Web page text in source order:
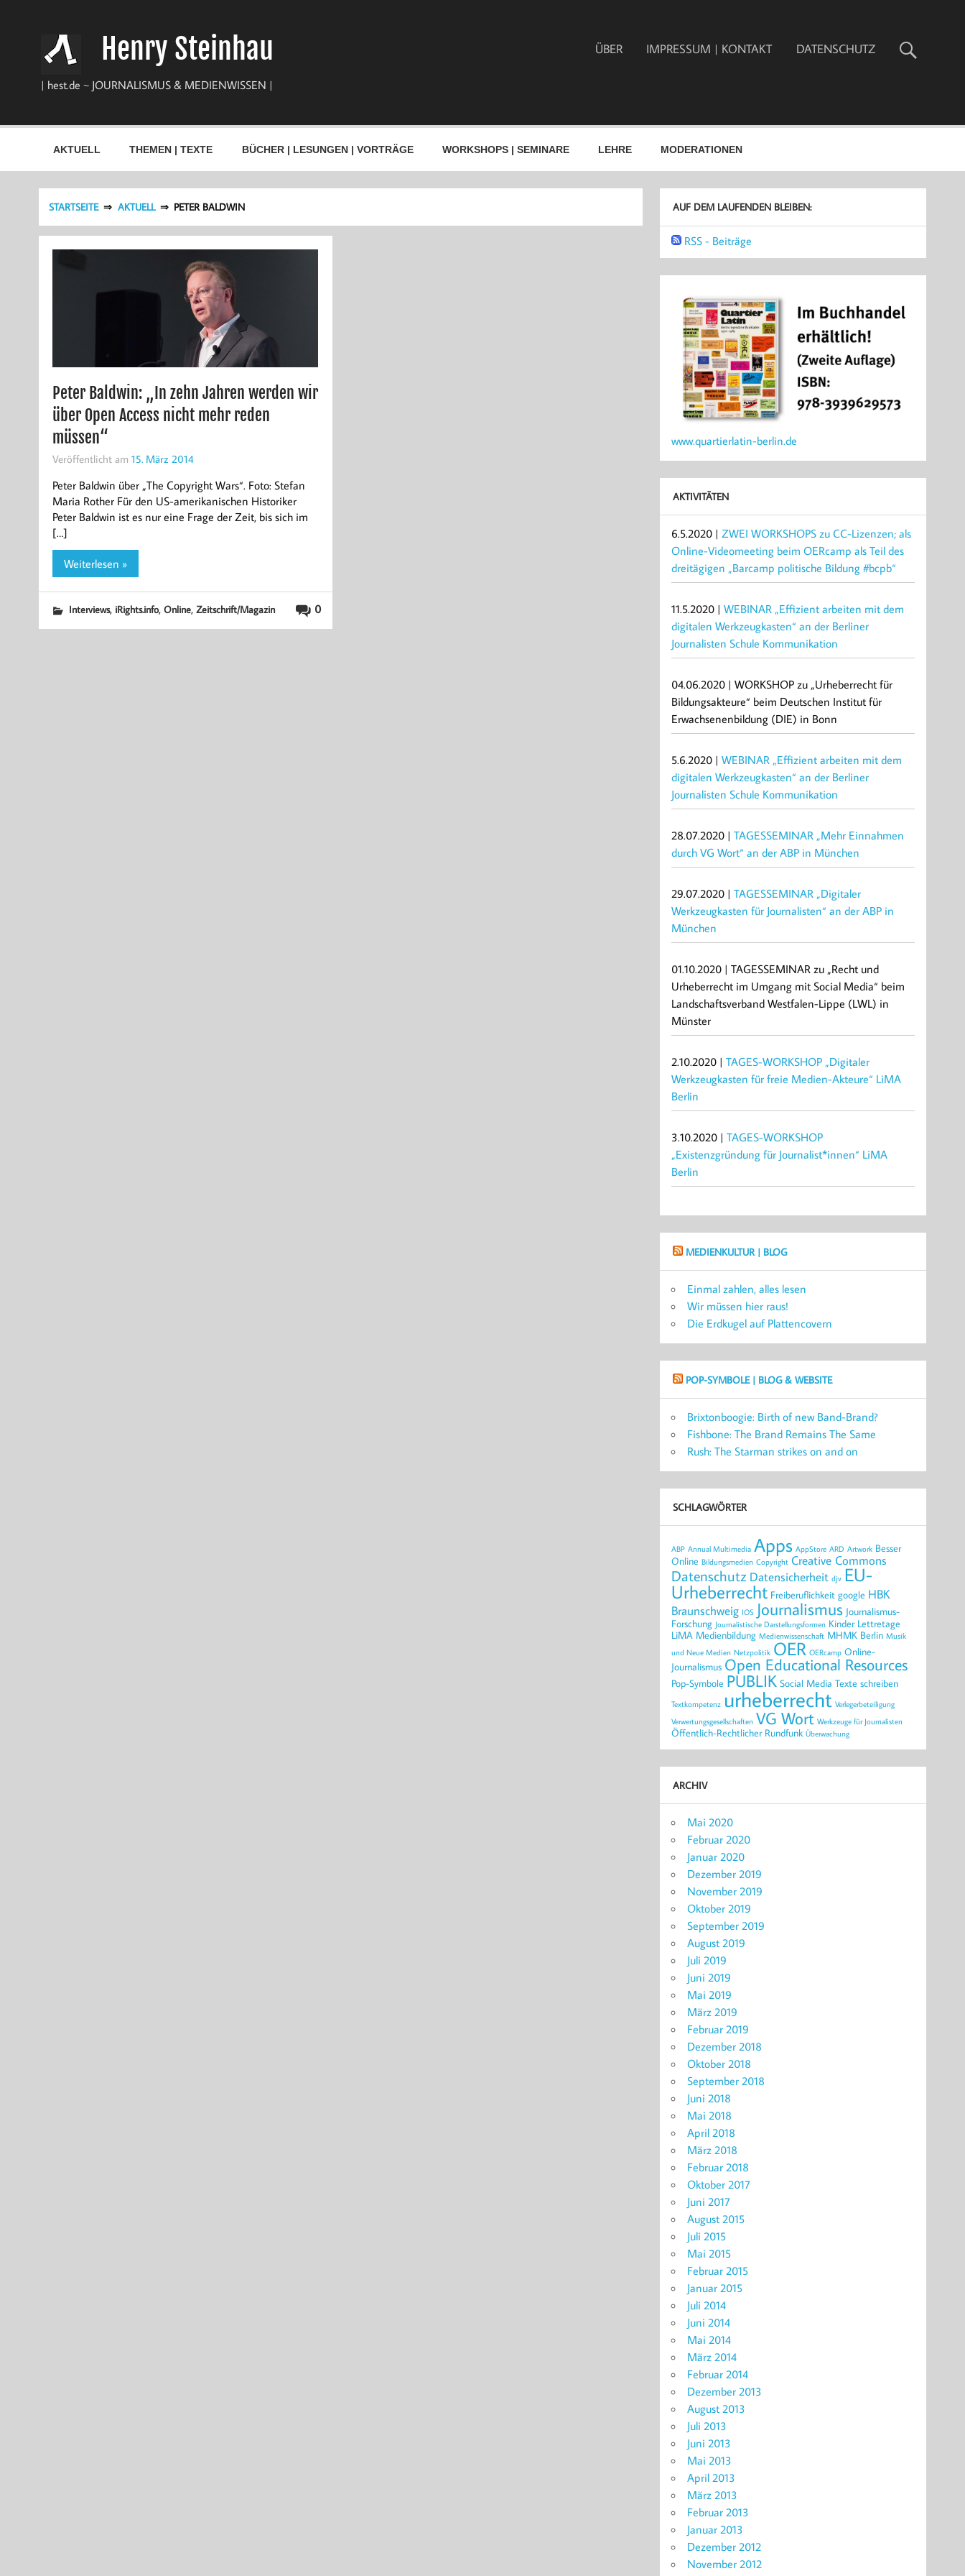
Henry Steinhau
| hest.de ~ JOURNALISMUS & MEDIENWISSEN |
ÜBER IMPRESSUM | KONTAKT DATENSCHUTZ
AKTUELL THEMEN | TEXTE BÜCHER | LESUNGEN | VORTRÄGE WORKSHOPS | SEMINARE LEHRE MODERATIONEN
STARTSEITE AKTUELL PETER BALDWIN
Peter Baldwin: „In zehn Jahren werden wir
über Open Access nicht mehr reden
müssen“
Veröffentlicht am 15. März 2014
Peter Baldwin über „The Copyright Wars“. Foto: Stefan
Maria Rother Für den US-amerikanischen Historiker
Peter Baldwin ist es nur eine Frage der Zeit, bis sich im
[…]
Weiterlesen »
0
Interviews, iRights.info, Online, Zeitschrift/Magazin
AUF DEM LAUFENDEN BLEIBEN:
RSS - Beiträge
www.quartierlatin-berlin.de
AKTIVITÄTEN
6.5.2020 |ZWEI WORKSHOPS zu CC-Lizenzen; als
Online-Videomeeting beim OERcamp als Teil des
dreitägigen „Barcamp politische Bildung #bcpb“
11.5.2020 |WEBINAR „Effizient arbeiten mit dem
digitalen Werkzeugkasten“ an der Berliner
Journalisten Schule Kommunikation
04.06.2020 | WORKSHOP zu „Urheberrecht für
Bildungsakteure“ beim Deutschen Institut für
Erwachsenenbildung (DIE) in Bonn
5.6.2020 |WEBINAR „Effizient arbeiten mit dem
digitalen Werkzeugkasten“ an der Berliner
Journalisten Schule Kommunikation
28.07.2020 |TAGESSEMINAR „Mehr Einnahmen
durch VG Wort“ an der ABP in München
29.07.2020 |TAGESSEMINAR „Digitaler
Werkzeugkasten für Journalisten“ an der ABP in
München
01.10.2020 | TAGESSEMINAR zu „Recht und
Urheberrecht im Umgang mit Social Media“ beim
Landschaftsverband Westfalen-Lippe (LWL) in
Münster
2.10.2020 |TAGES-WORKSHOP „Digitaler
Werkzeugkasten für freie Medien-Akteure“ LiMA
Berlin
3.10.2020 |TAGES-WORKSHOP
„Existenzgründung für Journalist*innen“ LiMA
Berlin
MEDIENKULTUR | BLOG
Einmal zahlen, alles lesen
Wir müssen hier raus!
Die Erdkugel auf Plattencovern
POP-SYMBOLE | BLOG & WEBSITE
Brixtonboogie: Birth of new Band-Brand?
Fishbone: The Brand Remains The Same
Rush: The Starman strikes on and on
SCHLAGWÖRTER
ABP Annual Multimedia Apps AppStore ARD Artwork Besser
Online Bildungsmedien Copyright Creative Commons
Datenschutz Datensicherheit djv EU-
Urheberrecht Freiberuflichkeit google HBK
Braunschweig IOS Journalismus Journalismus-
Forschung Journalistische Darstellungsformen Kinder Lettretage
LiMA Medienbildung Medienwissenschaft MHMK Berlin Musik
und Neue Medien Netzpolitik OER OERcamp Online-
Journalismus Open Educational Resources
Pop-Symbole PUBLIK Social Media Texte schreiben
Textkompetenz urheberrecht Verlegerbeteiligung
Verwertungsgesellschaften VG Wort Werkzeuge für Journalisten
Öffentlich-Rechtlicher Rundfunk Überwachung
ARCHIV
Mai 2020
Februar 2020
Januar 2020
Dezember 2019
November 2019
Oktober 2019
September 2019
August 2019
Juli 2019
Juni 2019
Mai 2019
März 2019
Februar 2019
Dezember 2018
Oktober 2018
September 2018
Juni 2018
Mai 2018
April 2018
März 2018
Februar 2018
Oktober 2017
Juni 2017
August 2015
Juli 2015
Mai 2015
Februar 2015
Januar 2015
Juli 2014
Juni 2014
Mai 2014
März 2014
Februar 2014
Dezember 2013
August 2013
Juli 2013
Juni 2013
Mai 2013
April 2013
März 2013
Februar 2013
Januar 2013
Dezember 2012
November 2012